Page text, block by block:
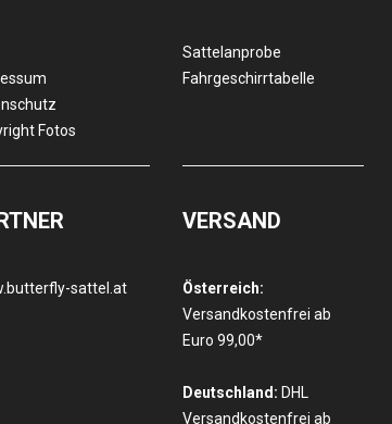
Fotos
sattel.at
Sattelanprobe
Fahrgeschirrtabelle
VERSAND
Österreich:
Versandkostenfrei ab
Euro 99,00*
Deutschland: DHL
Versandkostenfrei ab